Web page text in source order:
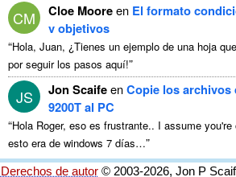
CM Cloe Mooreen El formato
v objetivos
“Hola, Juan, ¿Tienes un ejemplo de una hoja
por seguir los pasos aquí!”
JS Jon ScaifeenCopie los archivos
9200T al PC
“Hola Roger, eso es frustrante.. I assume you're
esto era de windows 7 días…”
Derechos de autor© 2003-2026, Jon P